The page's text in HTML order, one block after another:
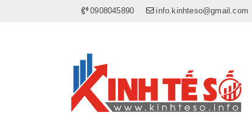
0908045890 info.kinhteso@gmail.com